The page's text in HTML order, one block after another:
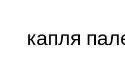
капля